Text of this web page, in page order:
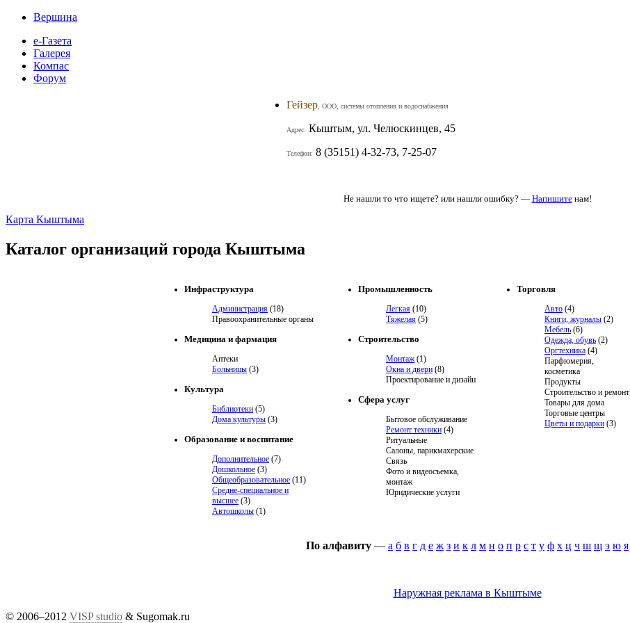
Вершина
е-Газета
Галерея
Компас
Форум
Гейзер , ООО, системы отопления и водоснабжения
Адрес: Кыштым, ул. Челюскинцев, 45
Телефон: 8 (35151) 4-32-73, 7-25-07
Не нашли то что ищете? или нашли ошибку? — Напишитенам!
Карта Кыштыма
Каталог организаций города Кыштыма
Инфраструктура
Администрация (18)
Правоохранительные органы
Медицина и фармация
Аптеки
Больницы (3)
Культура
Библиотеки (5)
Дома культуры (3)
Образование и воспитание
Дополнительное (7)
Дошкольное (3)
Общеобразовательное (11)
Средне-специальное и
высшее (3)
Автошколы (1)
Промышленность
Легкая (10)
Тяжелая (5)
Строительство
Монтаж(1)
Окна и двери (8)
Проектирование и дизайн
Сфера услуг
Бытовое обслуживание
Ремонт техники (4)
Ритуальные
Салоны, парикмахерские
Связь
Фото и видеосъемка,
монтаж
Юридические услуги
Торговля
Авто (4)
Книги, журналы (2)
Мебель (6)
Одежда, обувь (2)
Оргтехника (4)
Парфюмерия,
косметика
Продукты
Строительство и ремонт
Товары для дома
Торговые центры
Цветы и подарки (3)
По алфавиту — а б в г д е ж з и к л м н о п р с т у ф х ц ч ш щ э ю я
Наружная реклама в Кыштыме
© 2006–2012 VISP studio & Sugomak.ru